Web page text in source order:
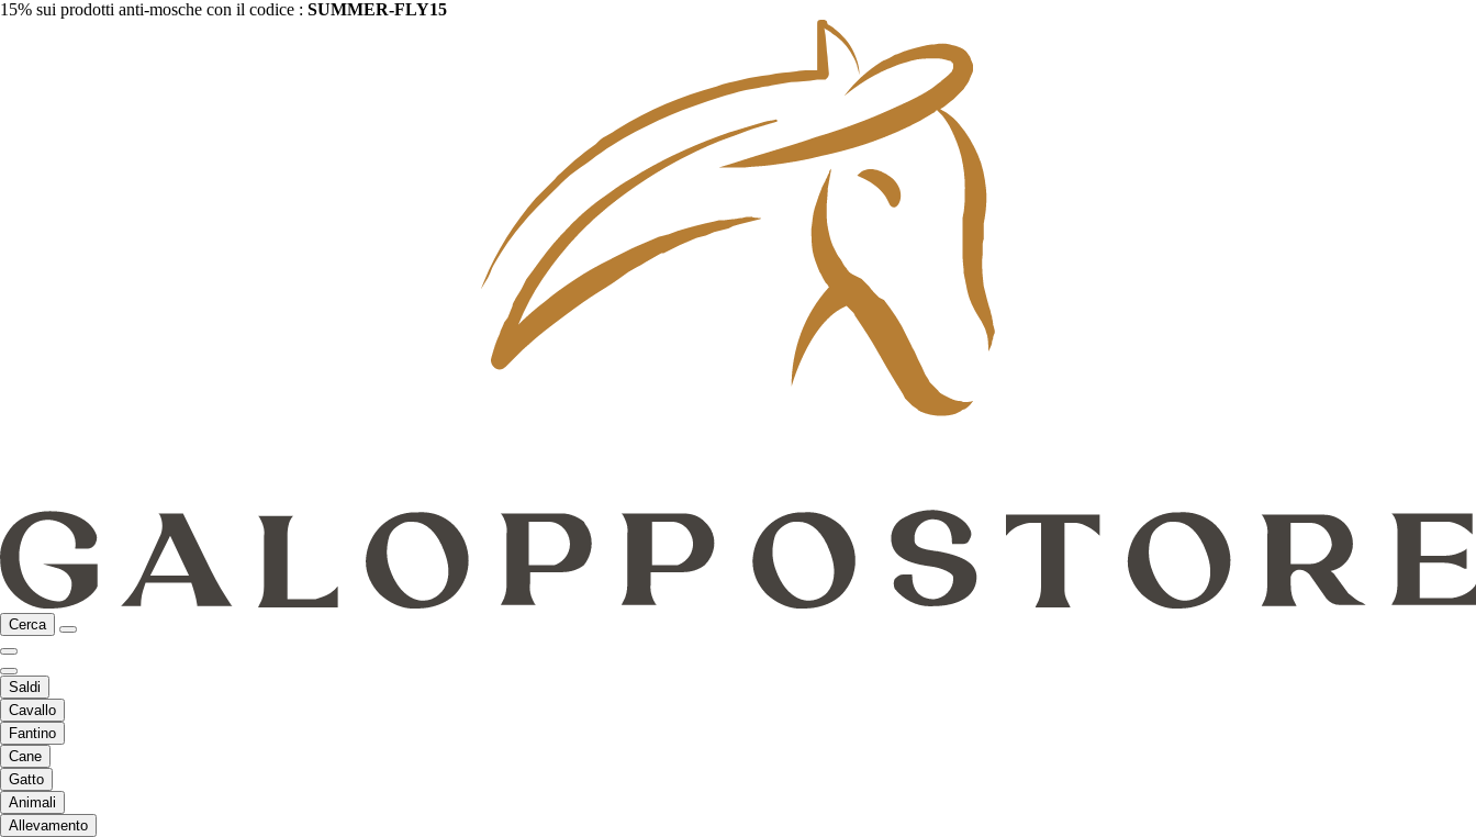
15% sui prodotti anti-mosche con il codice : SUMMER-FLY15
Cerca
Saldi
Cavallo
Fantino
Cane
Gatto
Animali
Allevamento